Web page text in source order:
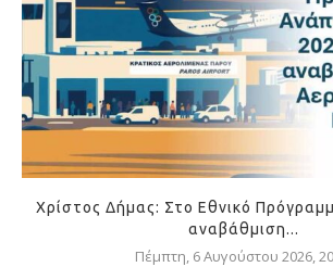
Χρίστος Δήμας: Στο Εθνικό
αναβάθμιση...
Πέμπτη, 6 Αυγούστου 2026,